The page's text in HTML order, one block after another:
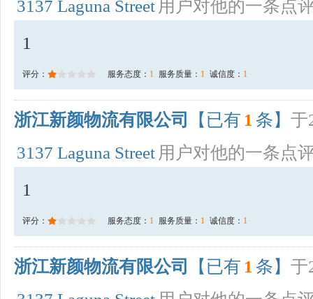
3137 Laguna Street 用户对他的一条点
1
评分： 服务态度： 1 服务质量： 1 诚信度： 1
浙江新颜物流有限公司 【已有 1 条】 于
3137 Laguna Street 用户对他的一条点
1
评分： 服务态度： 1 服务质量： 1 诚信度： 1
浙江新颜物流有限公司 【已有 1 条】 于